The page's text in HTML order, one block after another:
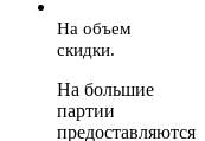
На объем
скидки.
На большие
партии
предоставляются